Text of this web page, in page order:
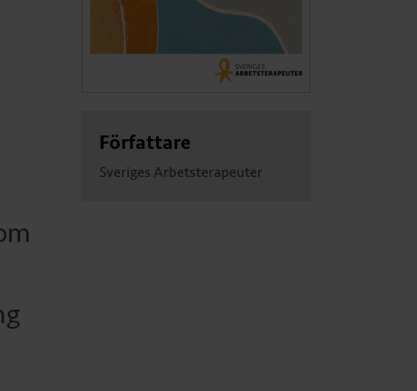
Författare
Sveriges Arbetsterapeuter